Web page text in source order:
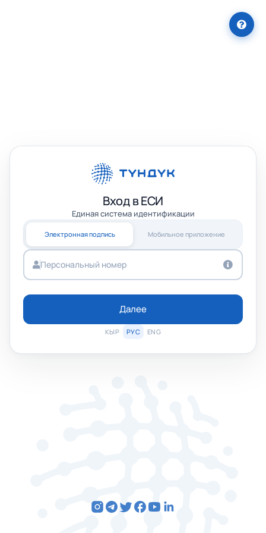
Вход в ЕСИ
Единая система идентификации
Электронная подпись Мобильное приложение
Далее
КЫР РУС ENG